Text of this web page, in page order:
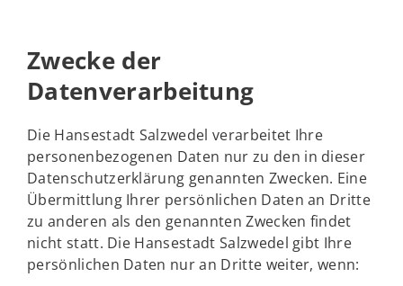
Zwecke der
Datenverarbeitung
Die Hansestadt Salzwedel verarbeitet Ihre
personenbezogenen Daten nur zu den in dieser
Datenschutzerklärung genannten Zwecken. Eine
Übermittlung Ihrer persönlichen Daten an Dritte
zu anderen als den genannten Zwecken findet
nicht statt. Die Hansestadt Salzwedel gibt Ihre
persönlichen Daten nur an Dritte weiter, wenn: